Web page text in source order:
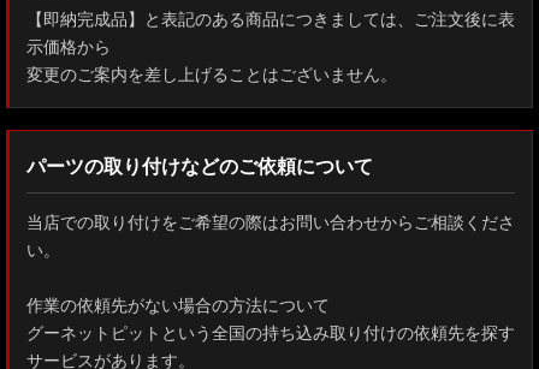
AYH30/GGH30/35/AGH30/35 ヴェルファイア
AYH30/GGH30/35/AGH30/35 アルファード
ACR50 エスティマ
ZWR90W/ZWR95W/MZRA90W/MZRA95W ノア/ヴォクシー
ZRR80 ノア/ヴォクシー
NHP17/NSP17NCP17 シエンタ
【即納完成品】と表記のある商品につきましては、ご注文後に表
示価格から
変更のご案内を差し上げることはございません。
パーツの取り付けなどのご依頼について
当店での取り付けをご希望の際はお問い合わせからご相談くださ
い。
作業の依頼先がない場合の方法について
グーネットピットという全国の持ち込み取り付けの依頼先を探す
サービスがあります。